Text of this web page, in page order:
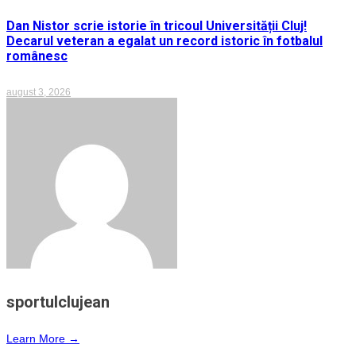
Dan Nistor scrie istorie în tricoul Universității Cluj!
Decarul veteran a egalat un record istoric în fotbalul
românesc
august 3, 2026
sportulclujean
Learn More →